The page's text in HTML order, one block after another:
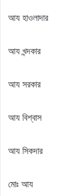
আয হাওলাদার
আয খন্দকার
আয সরকার
আয বিশ্বাস
আয সিকদার
মোঃ আয